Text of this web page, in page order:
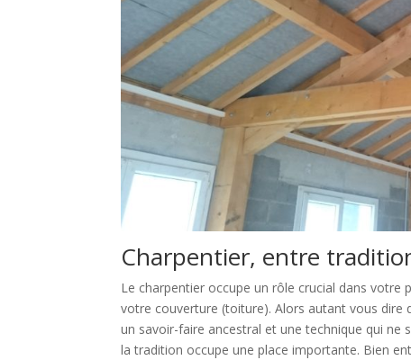
Charpentier, entre
Le charpentier occupe un rôle crucial dans votre
votre couverture (toiture). Alors autant vous
un savoir-faire ancestral et une technique qui ne
la tradition occupe une place importante. Bien